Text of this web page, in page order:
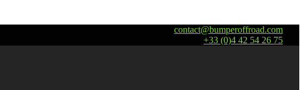
contact@bumperoffroad.com
+33 (0)4 42 54 26 75